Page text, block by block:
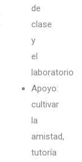
de
clase
y
el
laboratorio
Apoyo:
cultivar
la
amistad,
tutoría